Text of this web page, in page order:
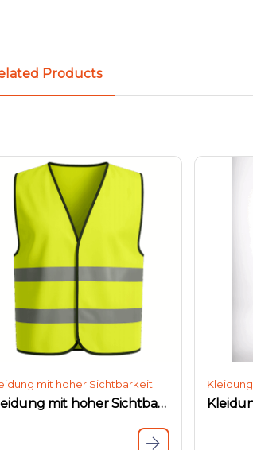
Products
mit hoher Sichtbarkeit
Kleidung mit hoher Sichtbarkeit